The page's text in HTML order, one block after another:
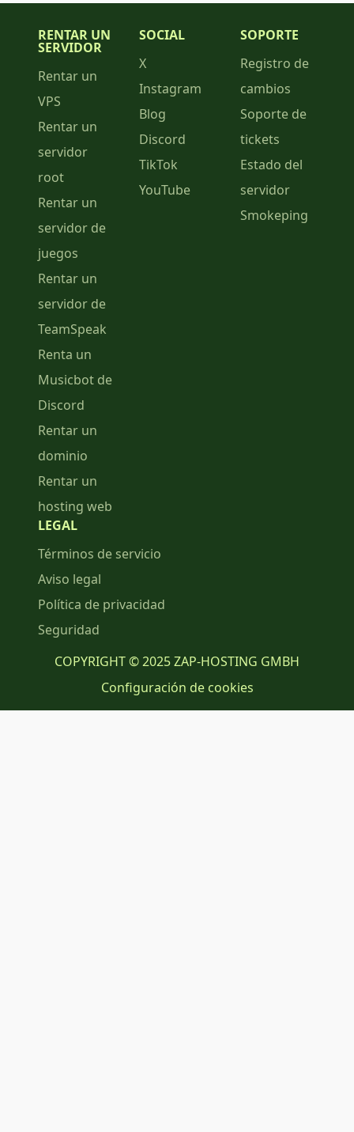
RENTAR UN
SERVIDOR
Rentar un
VPS
Rentar un
servidor
root
Rentar un
servidor de
juegos
Rentar un
servidor de
TeamSpeak
Renta un
Musicbot de
Discord
Rentar un
dominio
Rentar un
hosting web
SOCIAL
X
Instagram
Blog
Discord
TikTok
YouTube
SOPORTE
Registro de
cambios
Soporte de
tickets
Estado del
servidor
Smokeping
LEGAL
Términos de servicio
Aviso legal
Política de privacidad
Seguridad
COPYRIGHT © 2025 ZAP-HOSTING GMBH
Configuración de cookies